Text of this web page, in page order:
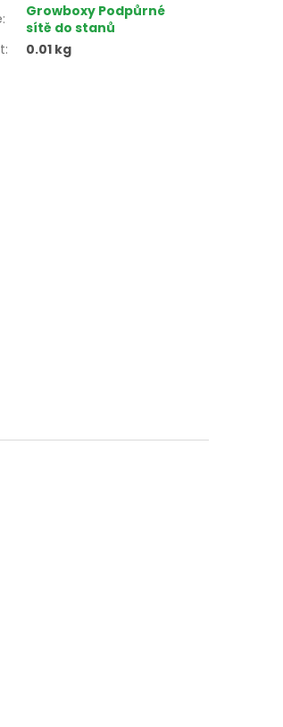
:
Growboxy Podpůrné
sítě do stanů
: 0.01 kg